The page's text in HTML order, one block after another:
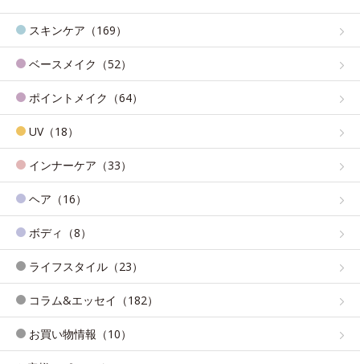
スキンケア（169）
ベースメイク（52）
ポイントメイク（64）
UV（18）
インナーケア（33）
ヘア（16）
ボディ（8）
ライフスタイル（23）
コラム&エッセイ（182）
お買い物情報（10）